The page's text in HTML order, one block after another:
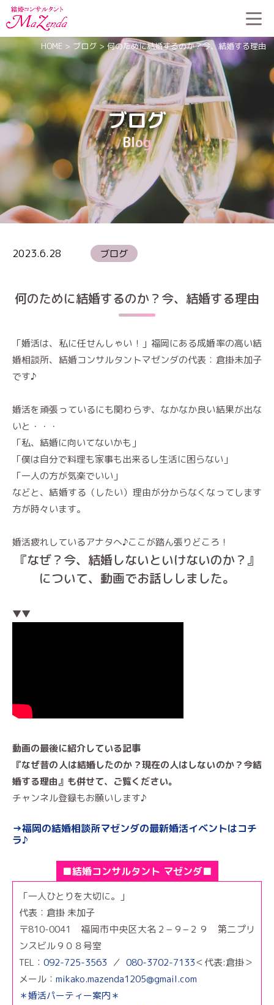
ブログ
Blog
HOME > ブログ > 何のために結婚するのか？今、結婚する理由
2023.6.28 ブログ
何のために結婚するのか？今、結婚する理由
「婚活は、私に任せんしゃい！」福岡にある成婚率の高い結
婚相談所、結婚コンサルタントマゼンダの代表：倉掛未加子
です♪
婚活を頑張っているにも関わらず、なかなか良い結果が出な
いと・・・
「私、結婚に向いてないかも」
「僕は自分で料理も家事も出来るし生活に困らない」
「一人の方が気楽でいい」
などと、結婚する（したい）理由が分からなくなってします
方が時々います。
婚活疲れしているアナタへ♪ここが踏ん張りどころ！
『なぜ？今、結婚しないといけないのか？』
について、動画でお話ししました。
▼▼
動画の最後に紹介している記事
『なぜ昔の人は結婚したのか？現在の人はしないのか？今結
婚する理由』 も併せて、ご覧ください。
チャンネル登録もお願いします♪
→福岡の結婚相談所マゼンダの最新婚活イベントはコチ
ラ♪
■結婚コンサルタント マゼンダ■
「一人ひとりを大切に。」
代表：倉掛 未加子
〒810-0041 福岡市中央区大名２−９−２９ 第二プリ
ンスビル９０８号室
TEL： 092-725-3563 ／ 080-3702-7133＜代表:倉掛＞
メール： mikako.mazenda1205@gmail.com
＊婚活パーティー案内＊